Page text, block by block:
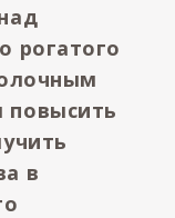
рогатого
в